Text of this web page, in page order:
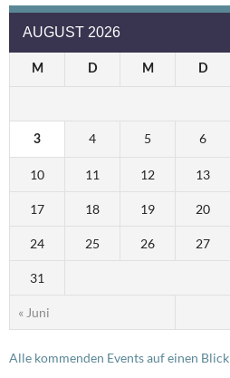
AUGUST 2026
M D M D
« Juni
3 4 5 6
10 11 12 13
17 18 19 20
24 25 26 27
31
Alle kommenden Events auf einen Blick